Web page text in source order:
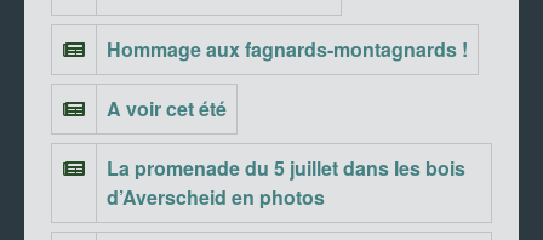
Hommage aux fagnards-montagnards !
A voir cet été
La promenade du 5 juillet dans les bois
d’Averscheid en photos